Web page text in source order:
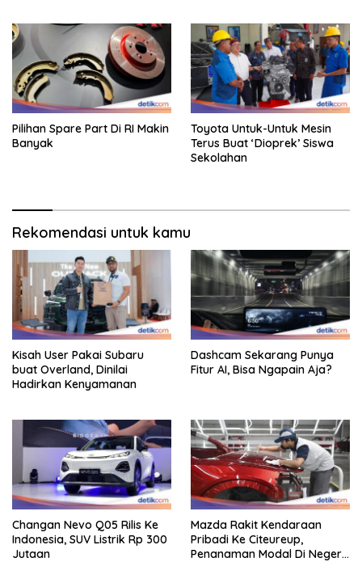
Pilihan Spare Part Di RI Makin
Banyak
Toyota Untuk-Untuk Mesin
Terus Buat ‘Dioprek’ Siswa
Sekolahan
Rekomendasi untuk kamu
Kisah User Pakai Subaru
buat Overland, Dinilai
Hadirkan Kenyamanan
Dashcam Sekarang Punya
Fitur AI, Bisa Ngapain Aja?
Changan Nevo Q05 Rilis Ke
Indonesia, SUV Listrik Rp 300
Jutaan
Mazda Rakit Kendaraan
Pribadi Ke Citeureup,
Penanaman Modal Di Negeri